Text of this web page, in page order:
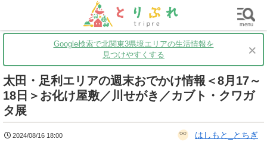
茨城 グルメ 買い物 子育て
Google検索で北関東3県境エリアの生活情報を
見つけやすくする
×
太田・足利エリアの週末おでかけ情報＜8月17～
18日＞お化け屋敷／川せがき／カブト・クワガ
タ展
2024/08/16 18:00 はしもと_とちぎ
menu